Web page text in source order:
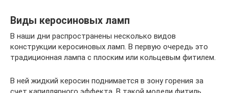
Виды керосиновых ламп
В наши дни распространены несколько видов
конструкции керосиновых ламп. В первую очередь это
традиционная лампа с плоским или кольцевым фитилем.
В ней жидкий керосин поднимается в зону горения за